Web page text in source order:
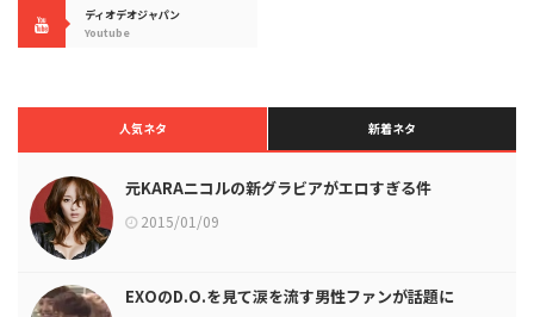
ディオデオジャパン
Youtube
人気ネタ 新着ネタ
元KARAニコルの新グラビアがエロすぎる件
2015/01/09
EXOのD.O.を見て涙を流す男性ファンが話題に